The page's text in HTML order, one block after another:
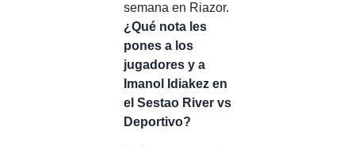
semana en Riazor.
¿Qué nota les
pones a los
jugadores y a
Imanol Idiakez en
el Sestao River vs
Deportivo?